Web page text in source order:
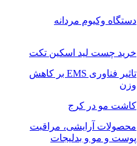
دستگاه وکیوم مردانه
خرید چست لید اسکین تکت
تاثیر فناوری EMS بر کاهش
وزن
کاشت مو در کرج
محصولات آرایشی، مراقبت
پوست و مو و بدلیجات